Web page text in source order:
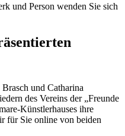
und Person wenden Sie sich
und Catharina
des Vereins der „Freunde
Künstlerhauses ihre
für Sie online von beiden